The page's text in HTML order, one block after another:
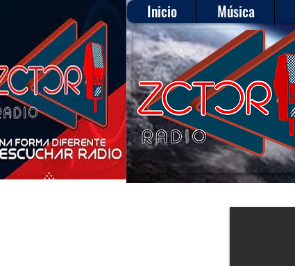
Inicio Música